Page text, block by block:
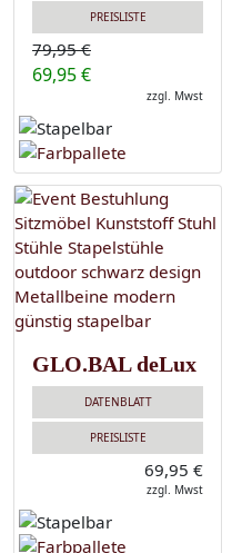
PREISLISTE
79,95 €
69,95 €
zzgl. Mwst
GLO.BAL deLux
DATENBLATT
PREISLISTE
69,95 €
zzgl. Mwst